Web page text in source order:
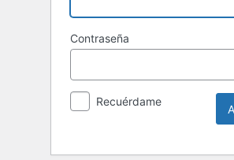
Contraseña
Recuérdame